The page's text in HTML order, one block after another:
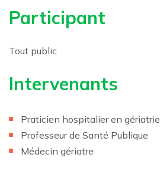
Participant
Tout public
Intervenants
Praticien hospitalier en gériatrie
Professeur de Santé Publique
Médecin gériatre